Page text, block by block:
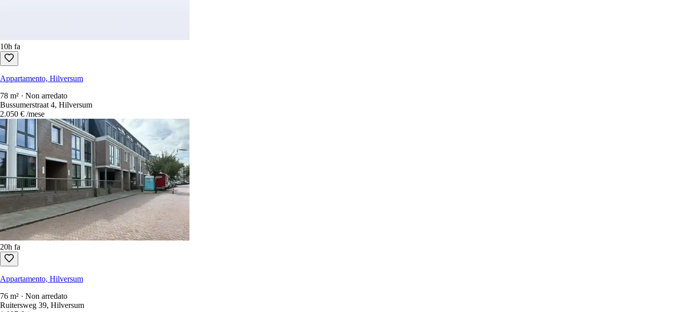
Crea un account
10h fa
Appartamento, Hilversum
78 m² · Non arredato
Bussumerstraat 4, Hilversum
2.050 €